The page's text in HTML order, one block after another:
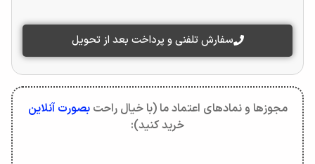
سفارش تلفنی و پرداخت بعد از تحویل
مجوزها و نمادهای اعتماد ما (با خیال راحتبصورت آنلاین
خرید کنید):